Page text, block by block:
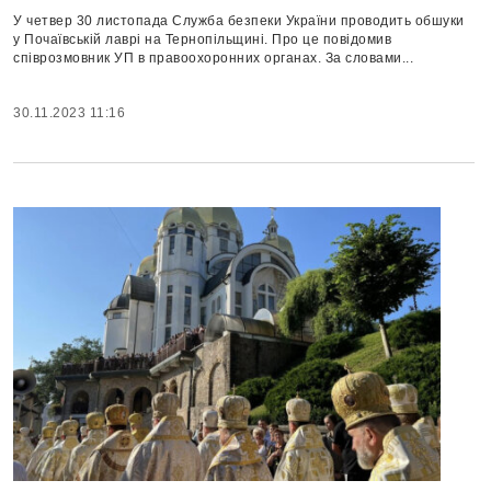
У четвер 30 листопада Служба безпеки України проводить обшуки
у Почаївській лаврі на Тернопільщині. Про це повідомив
співрозмовник УП в правоохоронних органах. За словами...
30.11.2023 11:16